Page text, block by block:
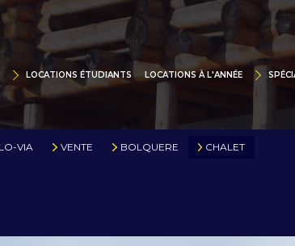
/ CHALETS
DE PRESTIGE
NEUFS / CONSTRUCTIONS
LOCATIONS ÉTUDIANTS LOCATIONS À L'ANNÉE
LOCATIONS À L'ANNÉE
CHALETS
VIA VENTE BOLQUERE CHALET